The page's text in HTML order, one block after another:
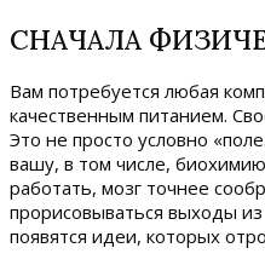
СНАЧАЛА
Вам потребуется любая
качественным питанием.
Это не просто условно
вашу, в том числе,
работать, мозг точнее
прорисовываться выходы
появятся идеи, которых